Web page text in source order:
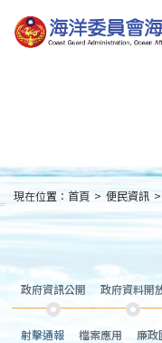
到
主
:::
現在位置： 首頁 > 便民資訊 >
政府資訊公開 政府資料開
射擊通報 檔案應用 廉政